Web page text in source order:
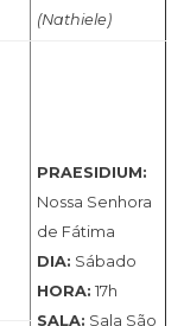
(Nathiele)
PRAESIDIUM:
Nossa Senhora
de Fátima
DIA: Sábado
HORA: 17h
SALA: Sala São